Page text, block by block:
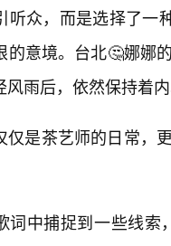
众，而是选择了一
的意境。台北🤔娜娜
雨后，依然保持着内
仅是茶艺师的日常，
词中捕捉到一些线索